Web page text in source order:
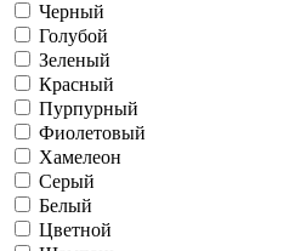
Черный
Голубой
Зеленый
Красный
Пурпурный
Фиолетовый
Хамелеон
Серый
Белый
Цветной